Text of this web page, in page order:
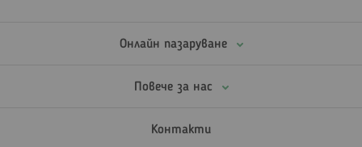
Онлайн пазаруване
Повече за нас
Контакти